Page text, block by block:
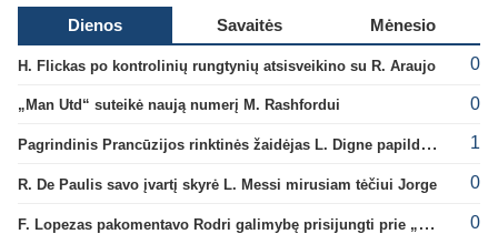
Dienos Savaitės Mėnesio
H. Flickas po kontrolinių rungtynių atsisveikino su R. Araujo 0
„Man Utd“ suteikė naują numerį M. Rashfordui 0
Pagrindinis Prancūzijos rinktinės žaidėjas L. Digne papildė PSG gretas 1
R. De Paulis savo įvartį skyrė L. Messi mirusiam tėčiui Jorge 0
F. Lopezas pakomentavo Rodri galimybę prisijungti prie „Barcelona“ ekipos 0